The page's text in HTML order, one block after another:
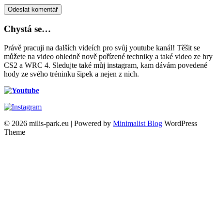
Chystá se…
Právě pracuji na dalších videích pro svůj youtube kanál! Těšit se
můžete na video ohledně nově pořízené techniky a také video ze hry
CS2 a WRC 4. Sledujte také můj instagram, kam dávám povedené
hody ze svého tréninku šipek a nejen z nich.
© 2026 milis-park.eu | Powered by Minimalist Blog WordPress
Theme